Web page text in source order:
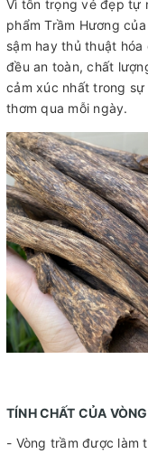
Vì tôn trọng vẻ đẹp tự
phẩm Trầm Hương
sậm hay thủ thuật hóa
đều an toàn, chất
cảm xúc nhất trong
thơm qua mỗi ngày.
TÍNH CHẤT CỦA
- Vòng trầm được làm